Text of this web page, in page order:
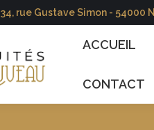
34, rue Gustave Simon - 54000
ACCUEIL
CONTACT
ACCUEIL